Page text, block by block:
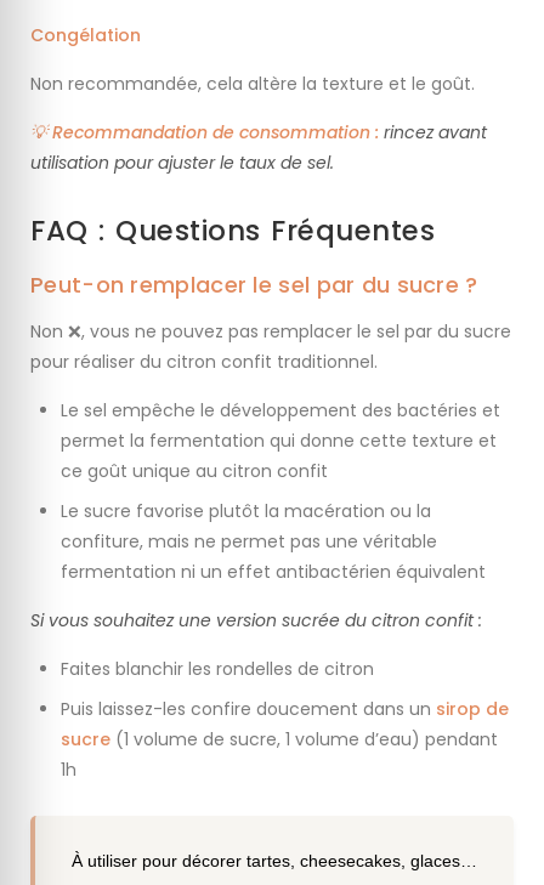
Congélation
Non recommandée, cela altère la texture et le goût.
💡 Recommandation de consommation : rincez avant
utilisation pour ajuster le taux de sel.
FAQ : Questions Fréquentes
Peut-on remplacer le sel par du sucre ?
Non ❌, vous ne pouvez pas remplacer le sel par du sucre
pour réaliser du citron confit traditionnel.
Le sel empêche le développement des bactéries et
permet la fermentation qui donne cette texture et
ce goût unique au citron confit
Le sucre favorise plutôt la macération ou la
confiture, mais ne permet pas une véritable
fermentation ni un effet antibactérien équivalent
Si vous souhaitez une version sucrée du citron confit :
Faites blanchir les rondelles de citron
Puis laissez-les confire doucement dans un sirop de
sucre (1 volume de sucre, 1 volume d’eau) pendant
1h
À utiliser pour décorer tartes, cheesecakes, glaces…